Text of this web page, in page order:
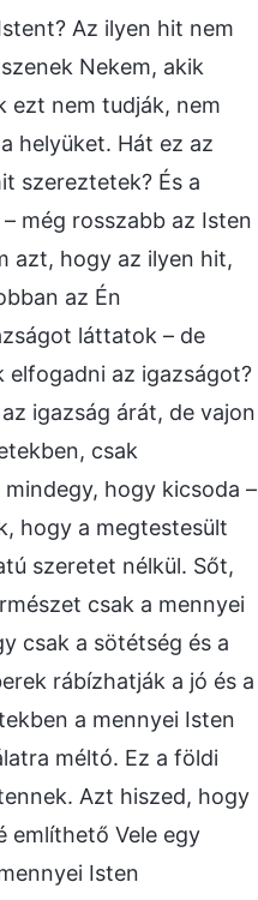
Az ilyen hit nem
Nekem, akik
ezt nem tudják, nem
helyüket. Hát ez az
szereztetek? És a
még rosszabb az Isten
azt, hogy az ilyen hit,
az Én
láttatok – de
az igazságot?
igazság árát, de vajon
csak
hogy kicsoda –
hogy a megtestesült
szeretet nélkül. Sőt,
csak a mennyei
csak a sötétség és a
rábízhatják a jó és a
a mennyei Isten
méltó. Ez a földi
Azt hiszed, hogy
említhető Vele egy
Isten